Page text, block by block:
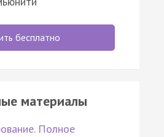
бесплатно
материалы
Полное